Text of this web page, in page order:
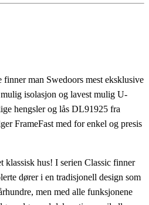
man Swedoors mest eksklusive
isolasjon og lavest mulig U-
hengsler og lås DL91925 fra
FrameFast med for enkel og presis
klassisk hus! I serien Classic finner
dører i en tradisjonell design som
men med alle funksjonene